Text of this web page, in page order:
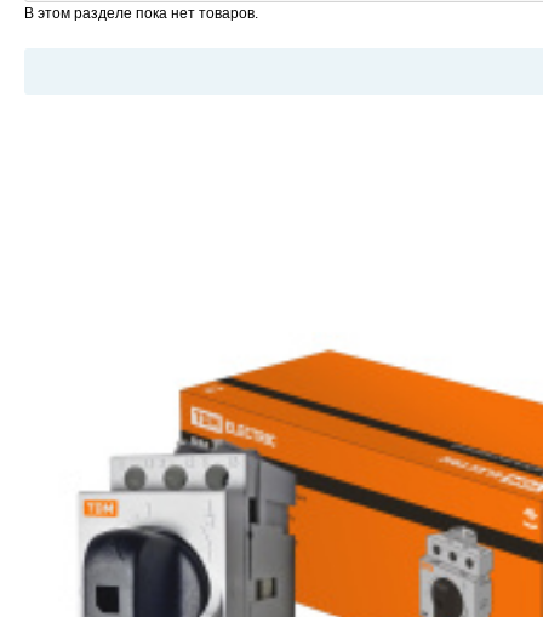
В этом разделе пока нет товаров.